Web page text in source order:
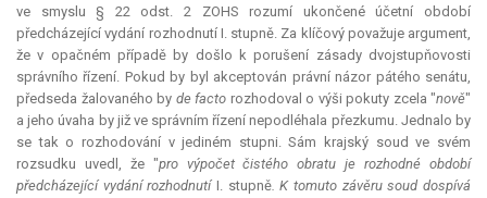
ve smyslu § 22 odst. 2 ZOHS rozumí ukončené účetní období
předcházející vydání rozhodnutí I. stupně. Za klíčový považuje argument,
že v opačném případě by došlo k porušení zásady dvojstupňovosti
správního řízení. Pokud by byl akceptován právní názor pátého senátu,
předseda žalovaného by de facto rozhodoval o výši pokuty zcela "nově"
a jeho úvaha by již ve správním řízení nepodléhala přezkumu. Jednalo by
se tak o rozhodování v jediném stupni. Sám krajský soud ve svém
rozsudku uvedl, že "pro výpočet čistého obratu je rozhodné období
předcházející vydání rozhodnutí I. stupně. K tomuto závěru soud dospívá